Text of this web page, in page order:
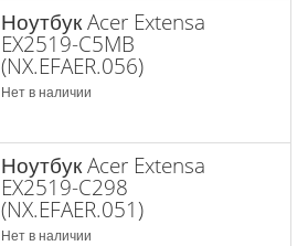
Ноутбук Acer Extensa
EX2519-C5MB
(NX.EFAER.056)
Нет в наличии
Ноутбук Acer Extensa
EX2519-C298
(NX.EFAER.051)
Нет в наличии